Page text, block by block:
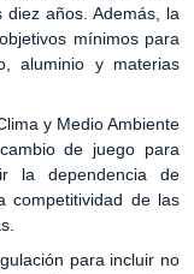
años. Además, la
mínimos para
aluminio y materias
y Medio Ambiente
de juego para
la dependencia de
competitividad de las
para incluir no